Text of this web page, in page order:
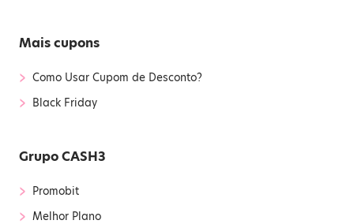
Mais cupons
› Como Usar Cupom de Desconto?
› Black Friday
Grupo CASH3
› Promobit
› Melhor Plano